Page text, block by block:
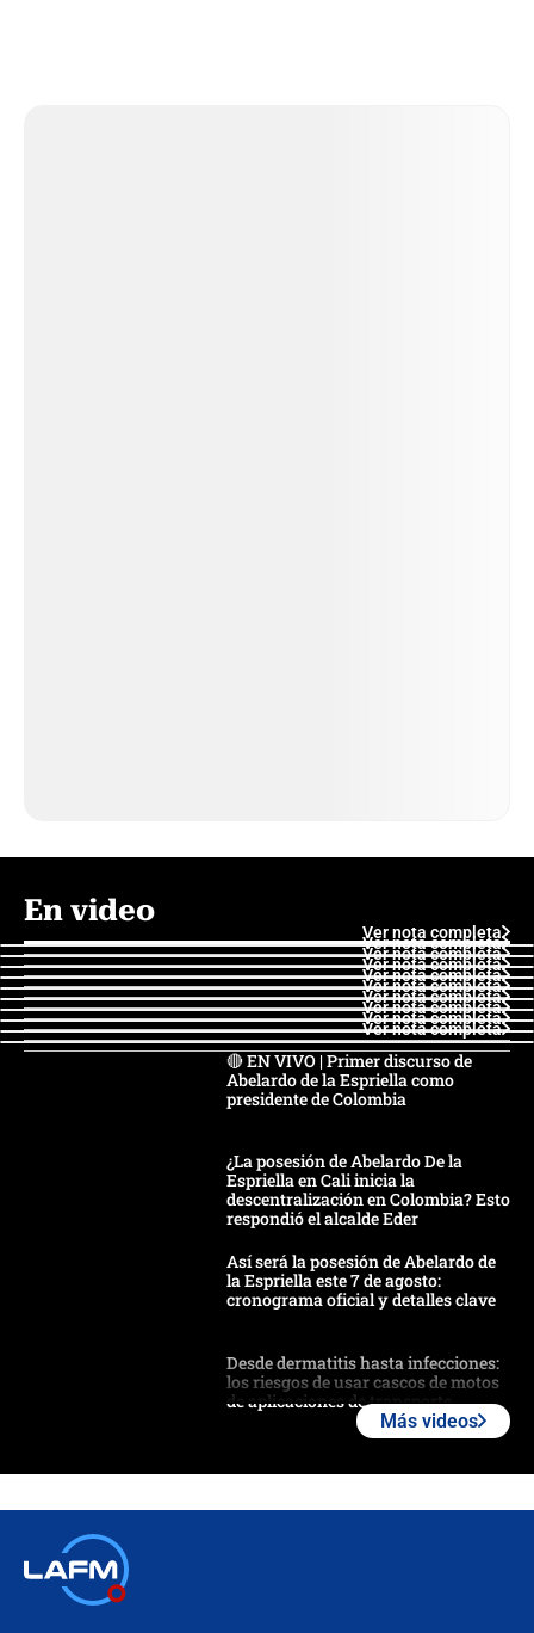
En video
Ver nota completa
Ver nota completa
Ver nota completa
Ver nota completa
Ver nota completa
Ver nota completa
Ver nota completa
Ver nota completa
Ver nota completa
Ver nota completa
🔴 EN VIVO | Primer discurso de
Abelardo de la Espriella como
presidente de Colombia
¿La posesión de Abelardo De la
Espriella en Cali inicia la
descentralización en Colombia? Esto
respondió el alcalde Eder
Así será la posesión de Abelardo de
la Espriella este 7 de agosto:
cronograma oficial y detalles clave
Desde dermatitis hasta infecciones:
los riesgos de usar cascos de motos
de aplicaciones de transporte
celular? Requisitos, pasos y
Más videos